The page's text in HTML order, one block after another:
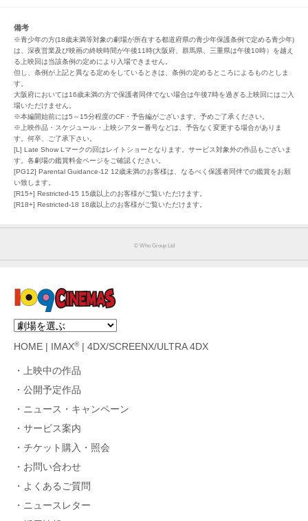
備考
※青少年の方(18歳未満等対象の劇場が所在する都道府県の青少年保護条例で定める青少年)
は、深夜営業及び映画の終映時間が午後11時(大阪府、群馬県、三重県は午後10時）を越え
る上映回は当該条例の定めにより入場できません。
但し、条例が上記と異なる定めをしているときは、条例の定めるところによるものとしま
す。
大阪府においては16歳未満の方で保護者同伴でない場合は午後7時を過ぎる上映回にはご入
場いただけません。
※本編開始前には5～15分程度のCF・予告編がございます。予めご了承ください。
※上映作品・スケジュール・上映シアター番号などは、予告なく変更する場合がありま
す。何卒、ご了承下さい。
[L] Late Show Lマークの回はレイトショーとなります。サービス対象外の作品もございま
す。各劇場の鑑賞料金ページをご確認ください。
[PG12] Parental Guidance-12 12歳未満のお客様は、なるべく保護者同伴での鑑賞をお願
い致します。
[R15+] Restricted-15 15歳以上のお客様がご覧いただけます。
[R18+] Restricted-18 18歳以上のお客様がご覧いただけます。
©︎ Who Group Ltd
HOME IMAX®| 4DX/SCREENX/ULTRA 4DX
上映中の作品
公開予定作品
ニュース・キャンペーン
サービス案内
チケット購入・照会
お問い合わせ
よくあるご質問
ニュースレター